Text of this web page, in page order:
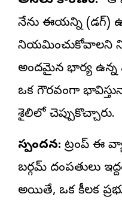
నేను ఈయన్ని (డగ్)
నియమించుకోవాలని
అందమైన భార్య ఉన్న
ఒక గౌరవంగా
శైలిలో చెప్పుకొచ్చారు.
స్పందన: ట్రంప్ ఈ
బర్గమ్ దంపతులు
అయితే, ఒక కీలక